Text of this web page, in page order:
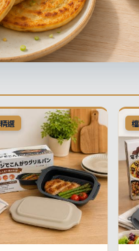
選